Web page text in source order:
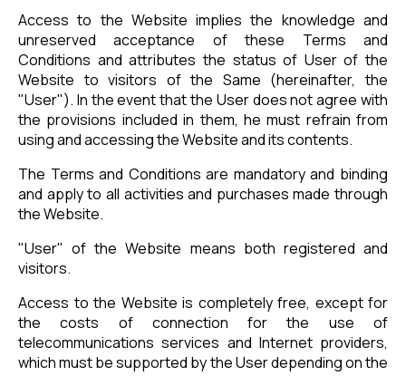
Access to the Website implies the knowledge and
unreserved acceptance of these Terms and
Conditions and attributes the status of User of the
Website to visitors of the Same (hereinafter, the
"User"). In the event that the User does not agree with
the provisions included in them, he must refrain from
using and accessing the Website and its contents.
The Terms and Conditions are mandatory and binding
and apply to all activities and purchases made through
the Website.
"User" of the Website means both registered and
visitors.
Access to the Website is completely free, except for
the costs of connection for the use of
telecommunications services and Internet providers,
which must be supported by the User depending on the